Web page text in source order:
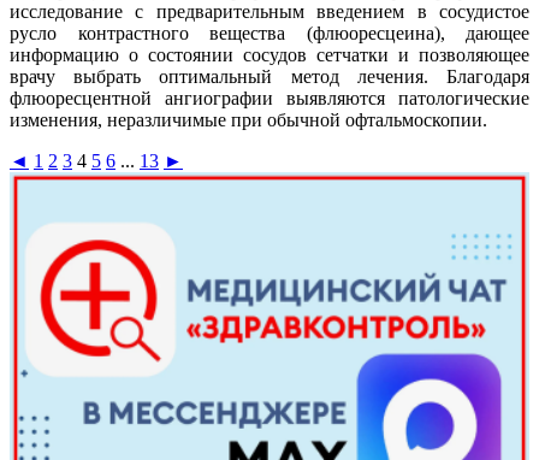
исследование с предварительным введением в сосудистое
русло контрастного вещества (флюоресцеина), дающее
информацию о состоянии сосудов сетчатки и позволяющее
врачу выбрать оптимальный метод лечения. Благодаря
флюоресцентной ангиографии выявляются патологические
изменения, неразличимые при обычной офтальмоскопии.
◄ 1 2 3 4 5 6 ... 13 ►